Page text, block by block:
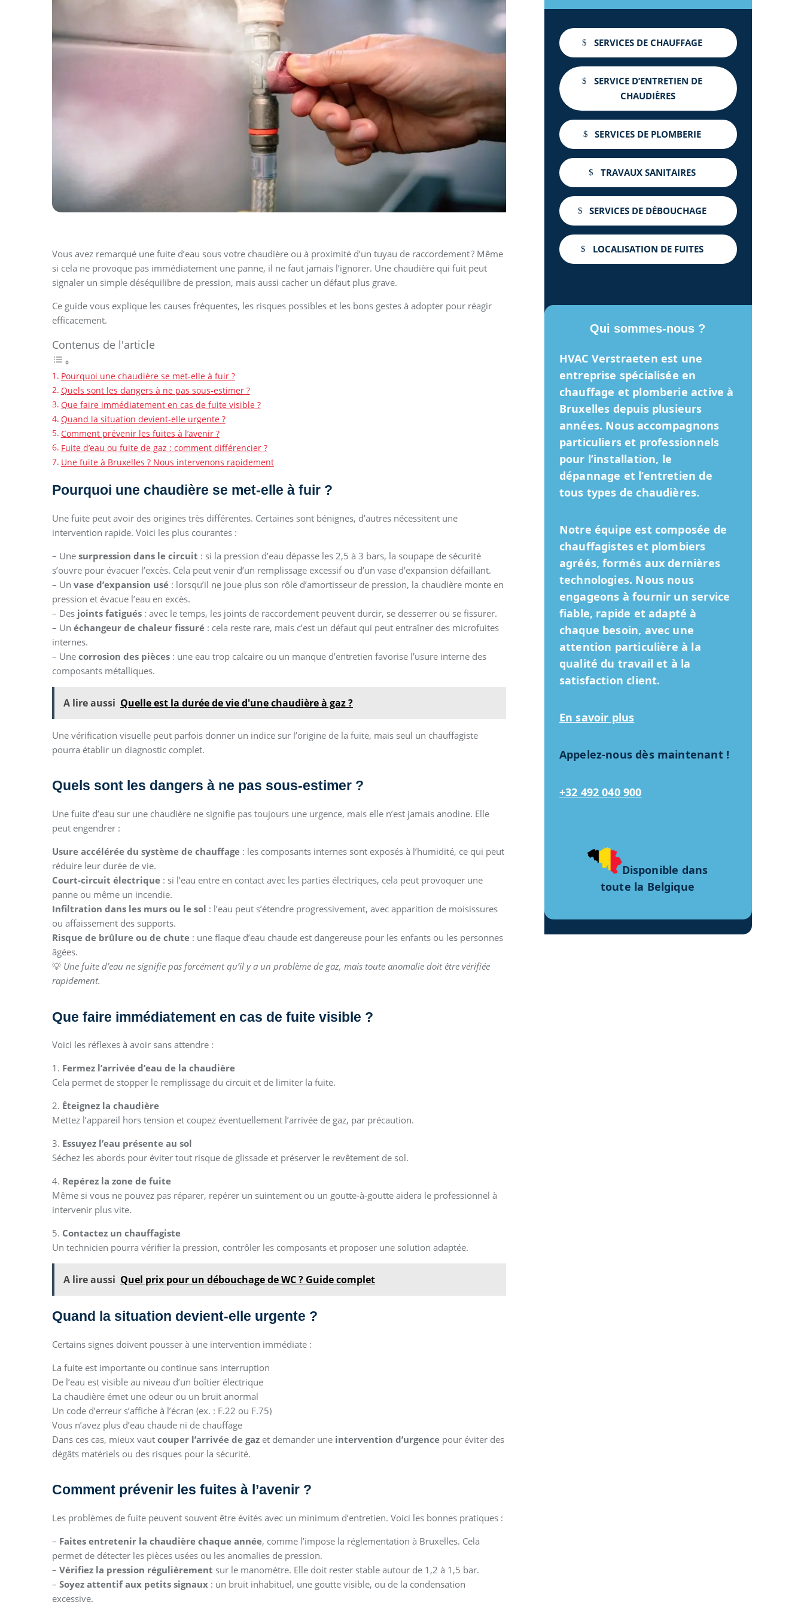
Vous avez remarqué une fuite d’eau sous votre chaudière ou à proximité d’un tuyau de raccordement ? Même
si cela ne provoque pas immédiatement une panne, il ne faut jamais l’ignorer. Une chaudière qui fuit peut
signaler un simple déséquilibre de pression, mais aussi cacher un défaut plus grave.
Ce guide vous explique les causes fréquentes, les risques possibles et les bons gestes à adopter pour réagir
efficacement.
Contenus de l'article
Pourquoi une chaudière se met-elle à fuir ?
Quels sont les dangers à ne pas sous-estimer ?
Que faire immédiatement en cas de fuite visible ?
Quand la situation devient-elle urgente ?
Comment prévenir les fuites à l’avenir ?
Fuite d’eau ou fuite de gaz : comment différencier ?
Une fuite à Bruxelles ? Nous intervenons rapidement
Pourquoi une chaudière se met-elle à fuir ?
Une fuite peut avoir des origines très différentes. Certaines sont bénignes, d’autres nécessitent une
intervention rapide. Voici les plus courantes :
– Une surpression dans le circuit : si la pression d’eau dépasse les 2,5 à 3 bars, la soupape de sécurité
s’ouvre pour évacuer l’excès. Cela peut venir d’un remplissage excessif ou d’un vase d’expansion défaillant.
– Un vase d’expansion usé : lorsqu’il ne joue plus son rôle d’amortisseur de pression, la chaudière monte en
pression et évacue l’eau en excès.
– Des joints fatigués : avec le temps, les joints de raccordement peuvent durcir, se desserrer ou se fissurer.
– Un échangeur de chaleur fissuré : cela reste rare, mais c’est un défaut qui peut entraîner des microfuites
internes.
– Une corrosion des pièces : une eau trop calcaire ou un manque d’entretien favorise l’usure interne des
composants métalliques.
A lire aussi Quelle est la durée de vie d'une chaudière à gaz ?
Une vérification visuelle peut parfois donner un indice sur l’origine de la fuite, mais seul un chauffagiste
pourra établir un diagnostic complet.
Quels sont les dangers à ne pas sous-estimer ?
Une fuite d’eau sur une chaudière ne signifie pas toujours une urgence, mais elle n’est jamais anodine. Elle
peut engendrer :
Usure accélérée du système de chauffage : les composants internes sont exposés à l’humidité, ce qui peut
réduire leur durée de vie.
Court-circuit électrique : si l’eau entre en contact avec les parties électriques, cela peut provoquer une
panne ou même un incendie.
Infiltration dans les murs ou le sol : l’eau peut s’étendre progressivement, avec apparition de moisissures
ou affaissement des supports.
Risque de brûlure ou de chute : une flaque d’eau chaude est dangereuse pour les enfants ou les personnes
âgées.
💡 Une fuite d’eau ne signifie pas forcément qu’il y a un problème de gaz, mais toute anomalie doit être vérifiée
rapidement.
Que faire immédiatement en cas de fuite visible ?
Voici les réflexes à avoir sans attendre :
1. Fermez l’arrivée d’eau de la chaudière
Cela permet de stopper le remplissage du circuit et de limiter la fuite.
2. Éteignez la chaudière
Mettez l’appareil hors tension et coupez éventuellement l’arrivée de gaz, par précaution.
3. Essuyez l’eau présente au sol
Séchez les abords pour éviter tout risque de glissade et préserver le revêtement de sol.
4. Repérez la zone de fuite
Même si vous ne pouvez pas réparer, repérer un suintement ou un goutte-à-goutte aidera le professionnel à
intervenir plus vite.
5. Contactez un chauffagiste
Un technicien pourra vérifier la pression, contrôler les composants et proposer une solution adaptée.
A lire aussi Quel prix pour un débouchage de WC ? Guide complet
Quand la situation devient-elle urgente ?
Certains signes doivent pousser à une intervention immédiate :
La fuite est importante ou continue sans interruption
De l’eau est visible au niveau d’un boîtier électrique
La chaudière émet une odeur ou un bruit anormal
Un code d’erreur s’affiche à l’écran (ex. : F.22 ou F.75)
Vous n’avez plus d’eau chaude ni de chauffage
Dans ces cas, mieux vaut couper l’arrivée de gaz et demander une intervention d’urgence pour éviter des
dégâts matériels ou des risques pour la sécurité.
Comment prévenir les fuites à l’avenir ?
Les problèmes de fuite peuvent souvent être évités avec un minimum d’entretien. Voici les bonnes pratiques :
– Faites entretenir la chaudière chaque année, comme l’impose la réglementation à Bruxelles. Cela
permet de détecter les pièces usées ou les anomalies de pression.
– Vérifiez la pression régulièrement sur le manomètre. Elle doit rester stable autour de 1,2 à 1,5 bar.
– Soyez attentif aux petits signaux : un bruit inhabituel, une goutte visible, ou de la condensation
excessive.
SERVICES DE CHAUFFAGE
SERVICE D’ENTRETIEN DE
CHAUDIÈRES
SERVICES DE PLOMBERIE
TRAVAUX SANITAIRES
SERVICES DE DÉBOUCHAGE
LOCALISATION DE FUITES
Qui sommes-nous ?
HVAC Verstraeten est une
entreprise spécialisée en
chauffage et plomberie active à
Bruxelles depuis plusieurs
années. Nous accompagnons
particuliers et professionnels
pour l’installation, le
dépannage et l’entretien de
tous types de chaudières.
Notre équipe est composée de
chauffagistes et plombiers
agréés, formés aux dernières
technologies. Nous nous
engageons à fournir un service
fiable, rapide et adapté à
chaque besoin, avec une
attention particulière à la
qualité du travail et à la
satisfaction client.
En savoir plus
Appelez-nous dès maintenant !
+32 492 040 900
Disponible dans
toute la Belgique